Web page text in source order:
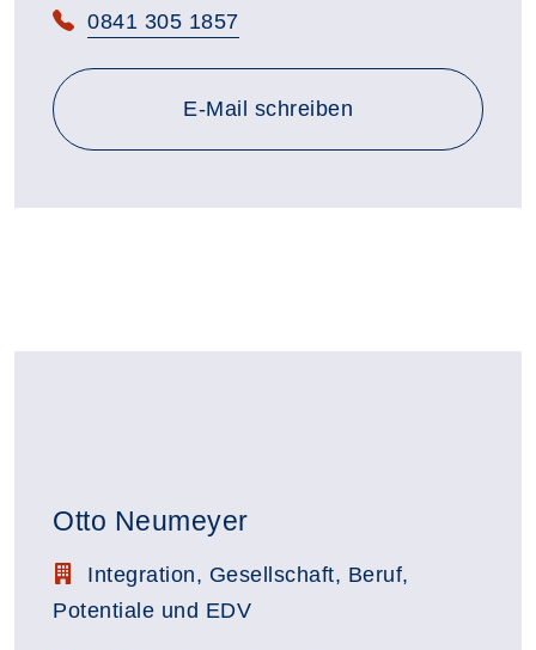
Telefon:
0841 305 1857
E-Mail schreiben
Otto Neumeyer
Stellenbezeichnung:
Integration, Gesellschaft, Beruf,
Potentiale und EDV